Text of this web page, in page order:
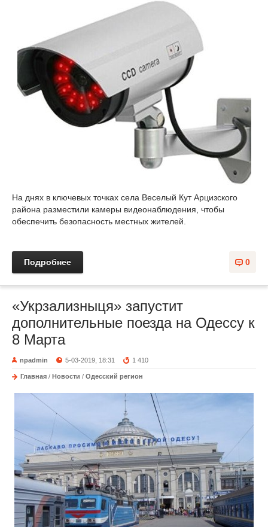
На днях в ключевых точках села Веселый Кут Арцизского
района разместили камеры видеонаблюдения, чтобы
обеспечить безопасность местных жителей.
0
Подробнее
«Укрзализныця» запустит
дополнительные поезда на Одессу к
8 Марта
npadmin 5-03-2019, 18:31 1 410
Главная / Новости / Одесский регион